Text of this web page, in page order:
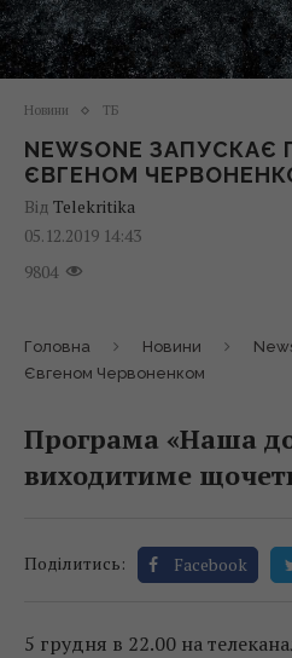
Новини ТБ
NEWSONE ЗАПУСКАЄ
ЄВГЕНОМ
Від Telekritika
05.12.2019 14:43
9804
Головна Новини
Євгеном Червоненком
Програма «Наша
виходитиме
Поділитись: Facebook
5 грудня в 22.00 на